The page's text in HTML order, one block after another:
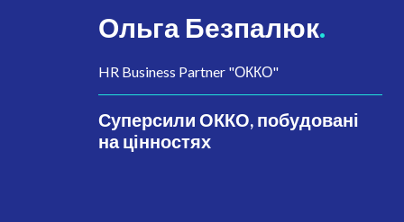
Ольга Безпалюк.
HR Business Partner "ОККО"
Суперсили ОККО, побудовані
на цінностях